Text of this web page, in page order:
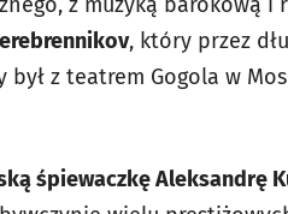
, który przez
z teatrem Gogola w
śpiewaczkę Aleksandrę